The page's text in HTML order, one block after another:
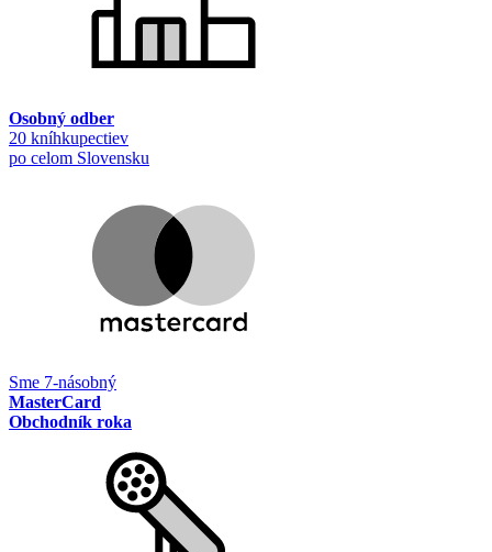
Osobný odber
20 kníhkupectiev
po celom Slovensku
Sme 7-násobný
MasterCard
Obchodník roka